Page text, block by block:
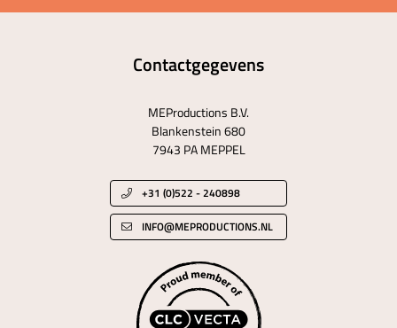
Contactgegevens
MEProductions B.V.
Blankenstein 680
7943 PA MEPPEL
+31 (0)522 - 240898
INFO@MEPRODUCTIONS.NL